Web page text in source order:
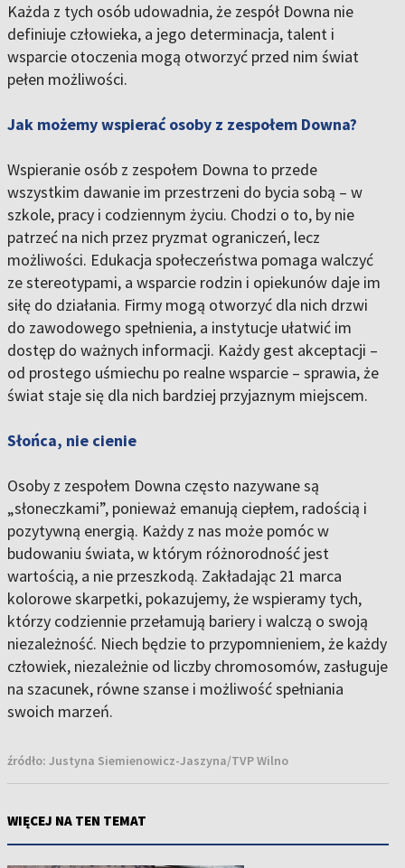
Każda z tych osób udowadnia, że zespół Downa nie
definiuje człowieka, a jego determinacja, talent i
wsparcie otoczenia mogą otworzyć przed nim świat
pełen możliwości.
Jak możemy wspierać osoby z zespołem Downa?
Wspieranie osób z zespołem Downa to przede
wszystkim dawanie im przestrzeni do bycia sobą – w
szkole, pracy i codziennym życiu. Chodzi o to, by nie
patrzeć na nich przez pryzmat ograniczeń, lecz
możliwości. Edukacja społeczeństwa pomaga walczyć
ze stereotypami, a wsparcie rodzin i opiekunów daje im
siłę do działania. Firmy mogą otworzyć dla nich drzwi
do zawodowego spełnienia, a instytucje ułatwić im
dostęp do ważnych informacji. Każdy gest akceptacji –
od prostego uśmiechu po realne wsparcie – sprawia, że
świat staje się dla nich bardziej przyjaznym miejscem.
Słońca, nie cienie
Osoby z zespołem Downa często nazywane są
„słoneczkami”, ponieważ emanują ciepłem, radością i
pozytywną energią. Każdy z nas może pomóc w
budowaniu świata, w którym różnorodność jest
wartością, a nie przeszkodą. Zakładając 21 marca
kolorowe skarpetki, pokazujemy, że wspieramy tych,
którzy codziennie przełamują bariery i walczą o swoją
niezależność. Niech będzie to przypomnieniem, że każdy
człowiek, niezależnie od liczby chromosomów, zasługuje
na szacunek, równe szanse i możliwość spełniania
swoich marzeń.
źródło: Justyna Siemienowicz-Jaszyna/TVP Wilno
WIĘCEJ NA TEN TEMAT